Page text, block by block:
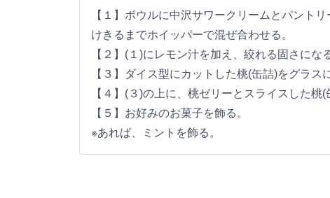
【１】ボウルに中沢サワークリームとパント
けきるまでホイッパーで混ぜ合わせる。
【２】(１)にレモン汁を加え、絞れる固さにな
【３】ダイス型にカットした桃(缶詰)をグラス
【４】(３)の上に、桃ゼリーとスライスした桃(
【５】お好みのお菓子を飾る。
※あれば、ミントを飾る。